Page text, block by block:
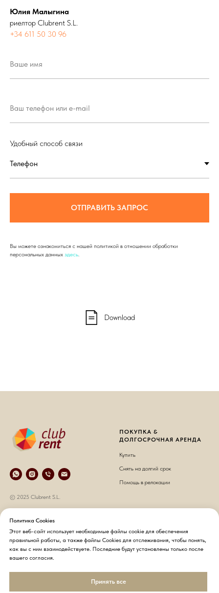
Юлия Малыгина
риелтор Clubrent S.L.
+34 611 50 30 96
Удобный способ связи
ОТПРАВИТЬ ЗАПРОС
Вы можете ознакомиться с нашей политикой в отношении обработки
персональных данных здесь.
Download
Политика Cookies
Этот веб-сайт использует необходимые файлы cookie для обеспечения
правильной работы, а также файлы Cookies для отслеживания, чтобы понять,
как вы с ним взаимодействуете. Последние будут установлены только после
вашего согласия.
Принять все
© 2025 Clubrent S.L.
ПОКУПКА &
ДОЛГОСРОЧНАЯ АРЕНДА
Купить
Снять на долгий срок
Помощь в релокации
КРАТКОСРОЧНАЯ АРЕНДА
Снять на короткий срок
Хозяевам недвижимости
О компании
Контакты